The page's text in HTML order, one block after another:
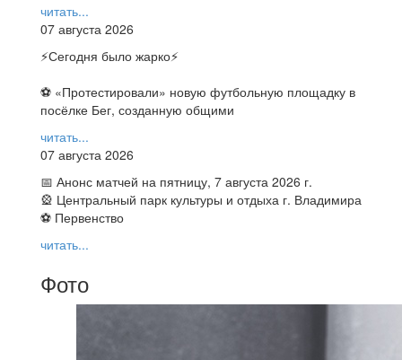
читать...
07 августа 2026
⚡️Сегодня было жарко⚡️
⚽ ️«Протестировали» новую футбольную площадку в
посёлке Бег, созданную общими
читать...
07 августа 2026
📅 Анонс матчей на пятницу, 7 августа 2026 г.
🎡 Центральный парк культуры и отдыха г. Владимира
⚽ Первенство
читать...
Фото